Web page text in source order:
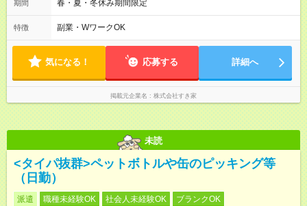
す。 必ず、2名以上での勤務を行いますので、安心して働けま
す。
期間 春・夏・冬休み期間限定
特徴 副業・WワークOK
気になる！ 応募する 詳細へ
掲載元企業名 株式会社すき家
未読
<タイパ抜群>ペットボトルや缶のピッキング等
（日勤）
派遣 職種未経験OK 社会人未経験OK
ブランクOK